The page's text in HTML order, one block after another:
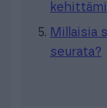
Millaisia
seurata?